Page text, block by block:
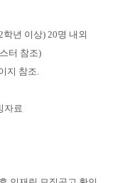
년 이상) 20명 내외
터 참조)
지 참조.
자료